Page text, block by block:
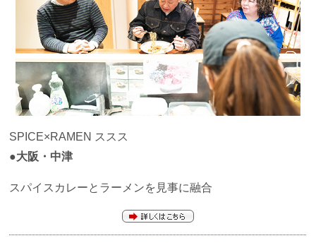
SPICE×RAMEN ススス
●大阪・中津
スパイスカレーとラーメンを見事に融合